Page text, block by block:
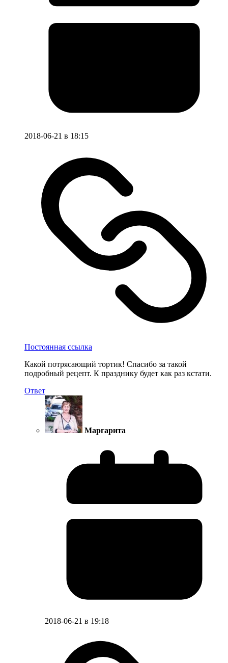
2018-06-21 в 18:15
Постоянная ссылка
Какой потрясающий тортик! Спасибо за такой
подробный рецепт. К празднику будет как раз кстати.
Ответ
Маргарита
2018-06-21 в 19:18